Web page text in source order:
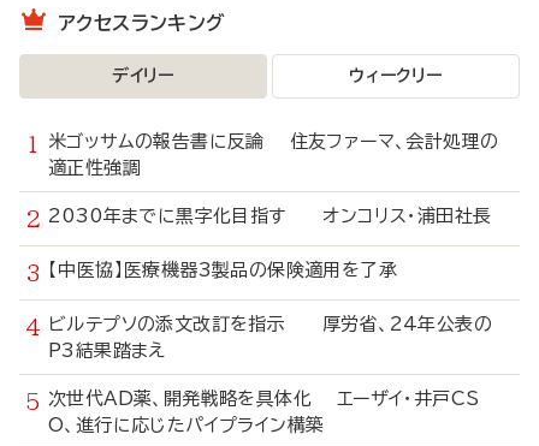
アクセスランキング
デイリー ウィークリー
米ゴッサムの報告書に反論 住友ファーマ、会計処理の
適正性強調
2030年までに黒字化目指す オンコリス・浦田社長
【中医協】医療機器3製品の保険適用を了承
ビルテプソの添文改訂を指示 厚労省、24年公表の
P3結果踏まえ
次世代AD薬、開発戦略を具体化 エーザイ・井戸CS
O、進行に応じたパイプライン構築